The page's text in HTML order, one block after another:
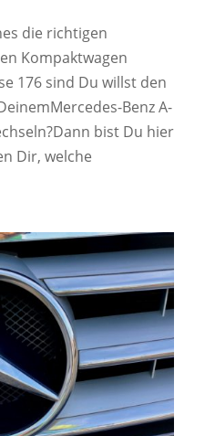
die richtigen
Kompaktwagen
176 sind Du willst den
Benz A-
bist Du hier
Dir, welche